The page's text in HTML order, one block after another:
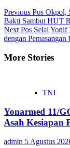
Continue
Reading
Previous Pos Okpol,
Bakti Sambut HUT
Next Pos Selal
dengan
More Stories
TNI
Yonarmed 11/
Asah Kesiapan
admin 5 Agustus